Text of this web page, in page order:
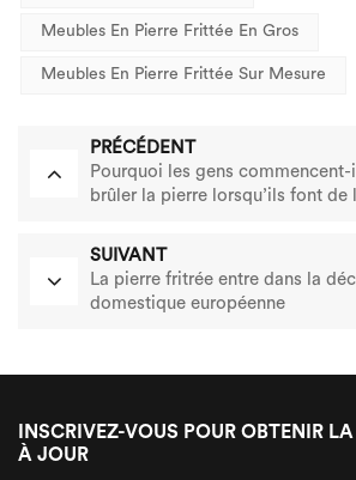
Meubles En Pierre Frittée En Gros
Meubles En Pierre Frittée Sur Mesure
PRÉCÉDENT
Pourquoi les gens
brûler la pierre lorsqu’ils font de
SUIVANT
La pierre fritrée entre dans la
domestique européenne
INSCRIVEZ-VOUS POUR OBTENIR
À JOUR